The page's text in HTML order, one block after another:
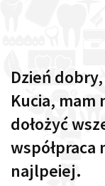
Dzień
Kucia, mam
dołożyć
współpraca
najlpeiej.